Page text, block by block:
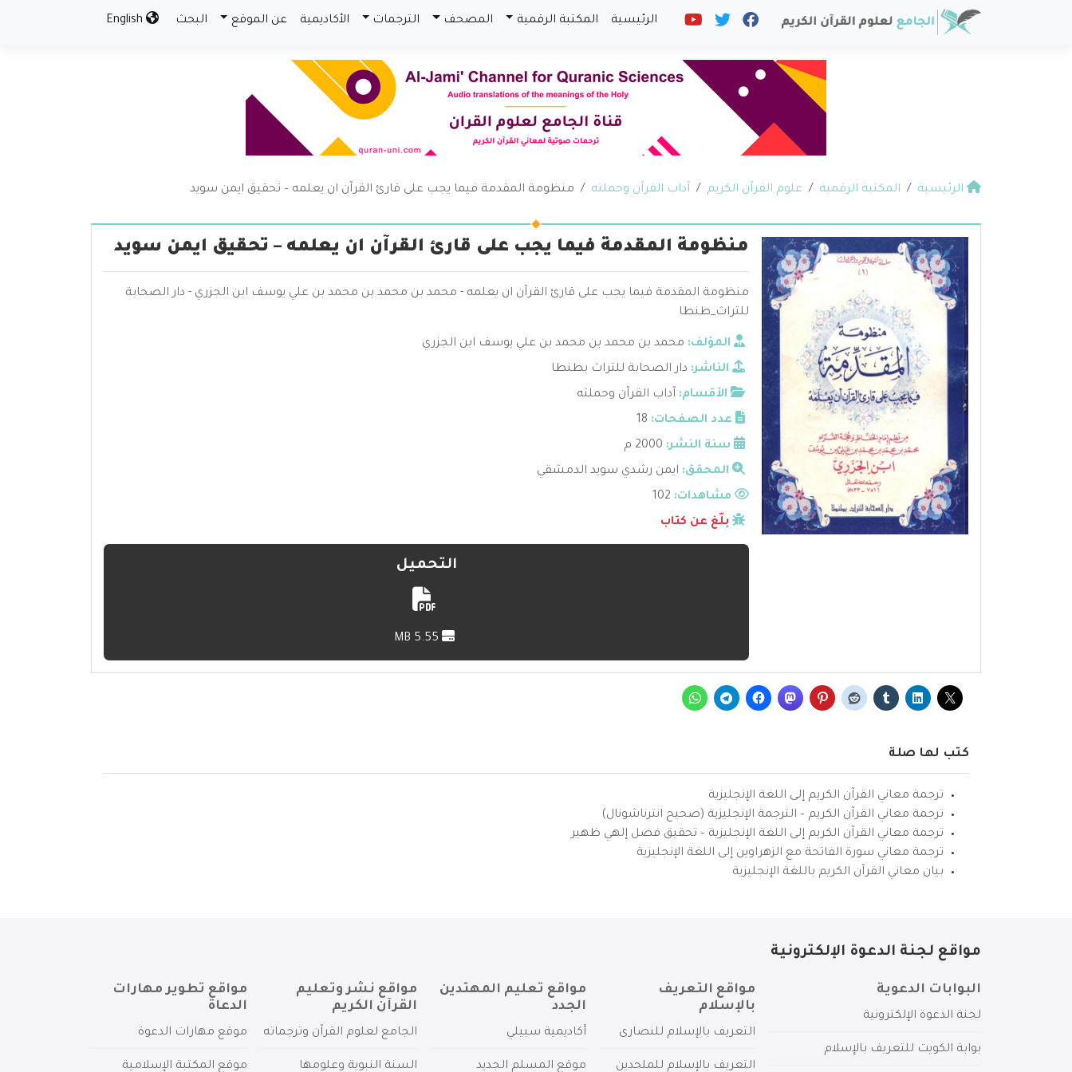
الرئيسية المكتبة الرقمية المصحف الترجمات الأكاديمية عن الموقع البحث
الرئيسية المكتبة الرقمية علوم القرآن الكريم آداب القرآن وحملته منظومة المقدمة فيما يجب على قارئ القرآن ان يعلمه – تحقيق ايمن سويد
منظومة المقدمة فيما يجب على قارئ القرآن ان يعلمه – تحقيق ايمن سويد
منظومة المقدمة فيما يجب على قارئ القرآن ان يعلمه - محمد بن محمد بن محمد بن علي يوسف ابن الجزري - دار الصحابة
للتراث_طنطا
المؤلف: محمد بن محمد بن محمد بن علي يوسف ابن الجزري
الناشر: دار الصحابة للتراث بطنطا
الأقسام: آداب القرآن وحملته
عدد الصفحات: 18
سنة النشر: 2000 م
المحقق: ايمن رشدي سويد الدمشقي
مشاهدات:
بلّغ عن كتاب
التحميل
كتب لها صلة
ترجمة معاني القرآن الكريم إلى اللغة الإنجليزية
ترجمة معاني القرآن الكريم – الترجمة الإنجليزية (صحيح انترناشونال)
ترجمة معاني القرآن الكريم إلى اللغة الإنجليزية – تحقيق فضل إلهي ظهير
ترجمة معاني سورة الفاتحة مع الزهراوين إلى اللغة الإنجليزية
بيان معاني القرآن الكريم باللغة الإنجليزية
مواقع لجنة الدعوة الإلكترونية
البوابات الدعوية
لجنة الدعوة الإلكترونية
بوابة الكويت للتعريف بالإسلام
مواقع التعريف
بالإسلام
التعريف بالإسلام للنصارى
التعريف بالإسلام للملحدين
مواقع تعليم المهتدين
الجدد
أكاديمية سبيلي
موقع المسلم الجديد
مواقع نشر وتعليم
القرآن الكريم
الجامع لعلوم القرآن وترجماته
السنة النبوية وعلومها
مواقع تطوير مهارات
الدعاة
موقع مهارات الدعوة
موقع المكتبة الإسلامية